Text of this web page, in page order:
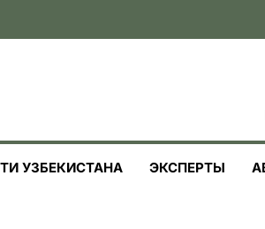
УЗБЕКИСТАНА ЭКСПЕРТЫ